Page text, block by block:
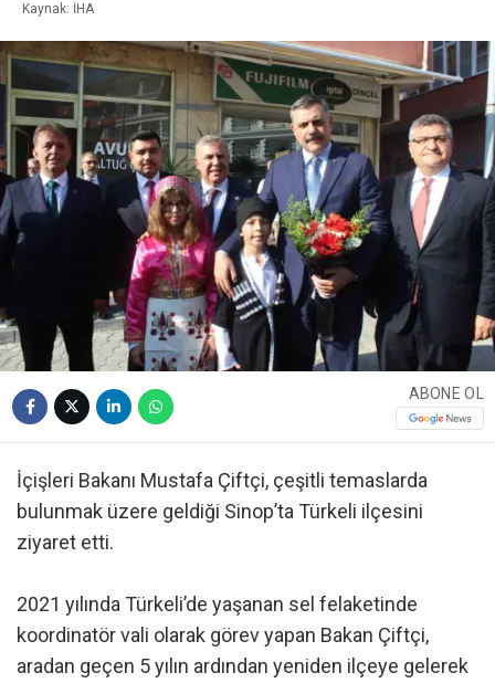
Kaynak: İHA
ABONE OL
İçişleri Bakanı Mustafa Çiftçi, çeşitli temaslarda
bulunmak üzere geldiği Sinop’ta Türkeli ilçesini
ziyaret etti.
2021 yılında Türkeli’de yaşanan sel felaketinde
koordinatör vali olarak görev yapan Bakan Çiftçi,
aradan geçen 5 yılın ardından yeniden ilçeye gelerek